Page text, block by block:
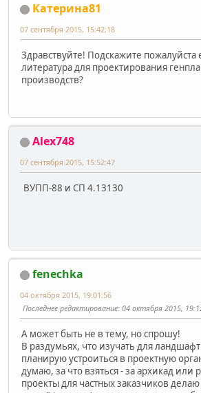
Катерина81
07 сентября 2015, 15:42:18
Здравствуйте! Подскажите
литература для проектирования
производств?
Alex748
07 сентября 2015, 15:52:47
ВУПП-88 и СП 4.13130
fenechka
04 октября 2015, 19:01:56
Последнее редактирование: 04 октября 2015,
А может быть не в тему, но спрошу!
В раздумьях, что изучать для
планирую устроиться в проектную
думаю, за что взяться - за архикад или
проекты для частных заказчиков